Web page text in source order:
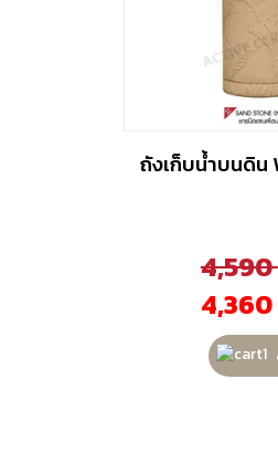
ถังเก็บน้ำบนดิน
4,590
4,360